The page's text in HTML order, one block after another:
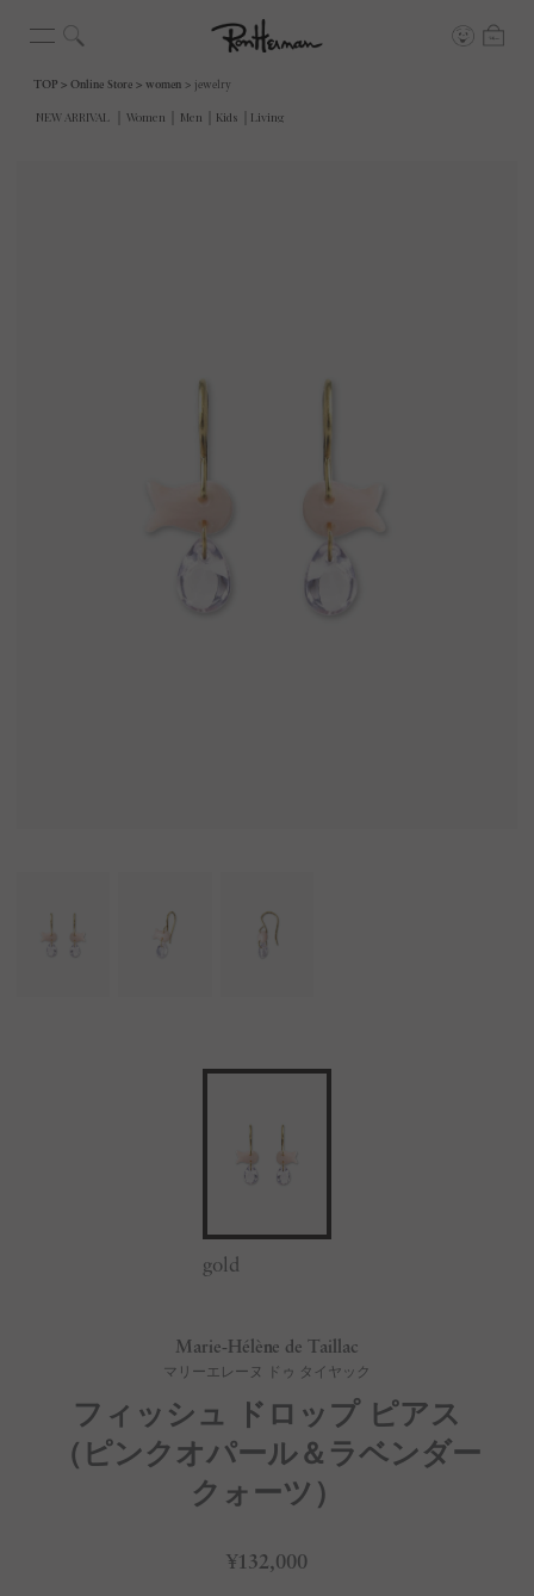
TOP Online Store women jewelry
gold
Marie-Hélène de Taillac
マリーエレーヌ ドゥ タイヤック
フィッシュ ドロップ ピアス
（ピンクオパール＆ラベンダー
クォーツ）
¥132,000